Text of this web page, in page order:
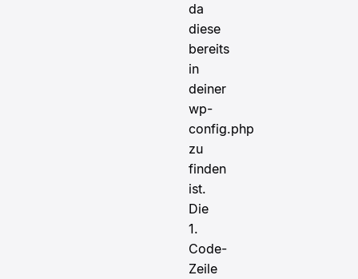
da
diese
bereits
in
deiner
wp-
config.php
zu
finden
ist.
Die
1.
Code-
Zeile